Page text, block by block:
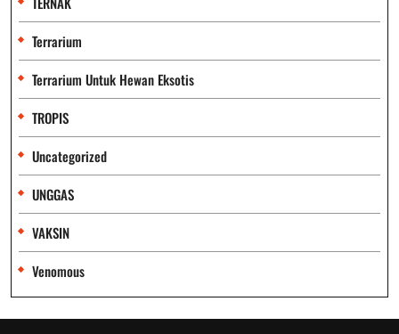
Terrarium
Terrarium Untuk Hewan Eksotis
TROPIS
Uncategorized
UNGGAS
VAKSIN
Venomous